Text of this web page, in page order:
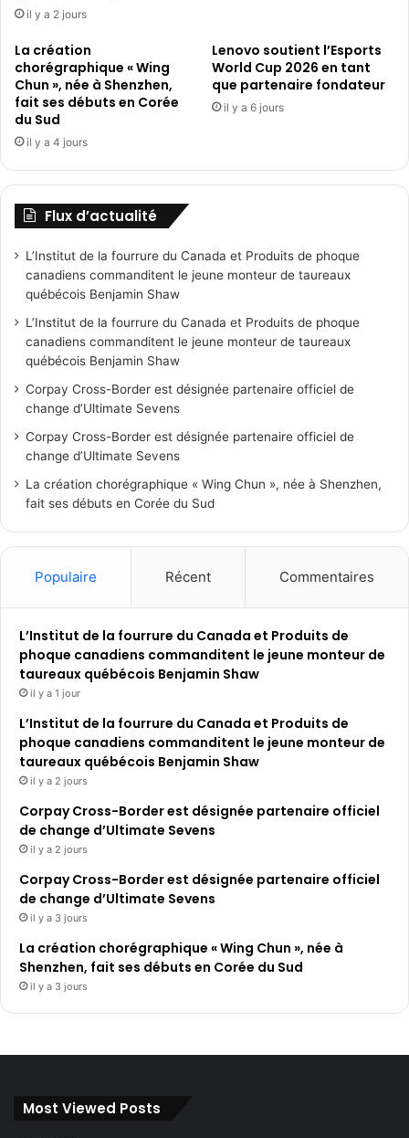
il y a 2 jours
La création
chorégraphique « Wing
Chun », née à Shenzhen,
fait ses débuts en Corée
du Sud
il y a 4 jours
Lenovo soutient l’Esports
World Cup 2026 en tant
que partenaire fondateur
il y a 6 jours
Flux d’actualité
L’Institut de la fourrure du Canada et Produits de phoque
canadiens commanditent le jeune monteur de taureaux
québécois Benjamin Shaw
L’Institut de la fourrure du Canada et Produits de phoque
canadiens commanditent le jeune monteur de taureaux
québécois Benjamin Shaw
Corpay Cross-Border est désignée partenaire officiel de
change d’Ultimate Sevens
Corpay Cross-Border est désignée partenaire officiel de
change d’Ultimate Sevens
La création chorégraphique « Wing Chun », née à Shenzhen,
fait ses débuts en Corée du Sud
Populaire Récent Commentaires
L’Institut de la fourrure du Canada et Produits de
phoque canadiens commanditent le jeune monteur de
taureaux québécois Benjamin Shaw
il y a 1 jour
L’Institut de la fourrure du Canada et Produits de
phoque canadiens commanditent le jeune monteur de
taureaux québécois Benjamin Shaw
il y a 2 jours
Corpay Cross-Border est désignée partenaire officiel
de change d’Ultimate Sevens
il y a 2 jours
Corpay Cross-Border est désignée partenaire officiel
de change d’Ultimate Sevens
il y a 3 jours
La création chorégraphique « Wing Chun », née à
Shenzhen, fait ses débuts en Corée du Sud
il y a 3 jours
Most Viewed Posts